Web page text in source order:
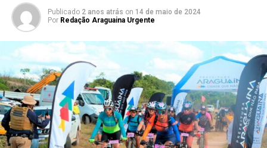
Publicado 2 anos atrás on 14 de maio de 2024
Por Redação Araguaina Urgente